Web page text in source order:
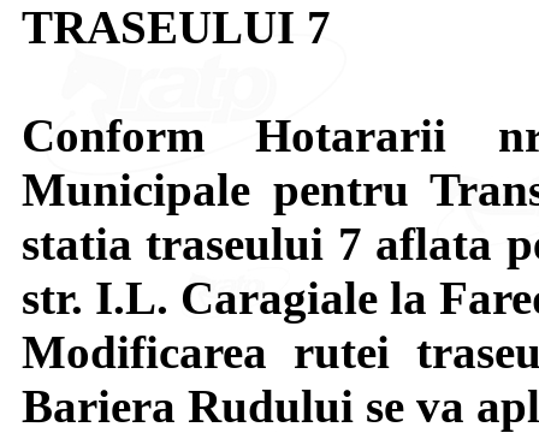
TRASEULUI 7
Conform Hotararii
Municipale pentru
statia traseului 7 aflata
str. I.L. Caragiale la
Modificarea rutei
Bariera Rudului se va